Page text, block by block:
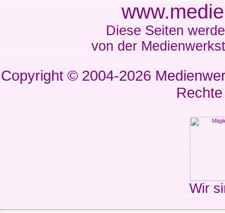
Diese Seiten
von der
Copyright © 2004-2026
Wir